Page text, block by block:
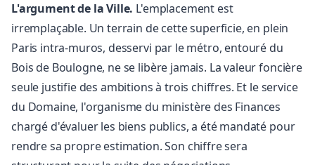
L'argument de la Ville. L'emplacement est
irremplaçable. Un terrain de cette superficie, en plein
Paris intra-muros, desservi par le métro, entouré du
Bois de Boulogne, ne se libère jamais. La valeur foncière
seule justifie des ambitions à trois chiffres. Et le service
du Domaine, l'organisme du ministère des Finances
chargé d'évaluer les biens publics, a été mandaté pour
rendre sa propre estimation. Son chiffre sera